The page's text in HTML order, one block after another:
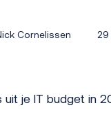
Cornelissen
uit je IT budget in